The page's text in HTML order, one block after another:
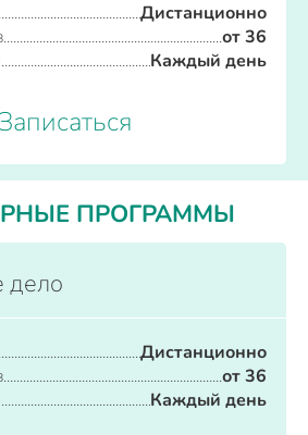
Дистанционно
от 36
Каждый день
ПРОГРАММЫ
дело
Дистанционно
от 36
Каждый день